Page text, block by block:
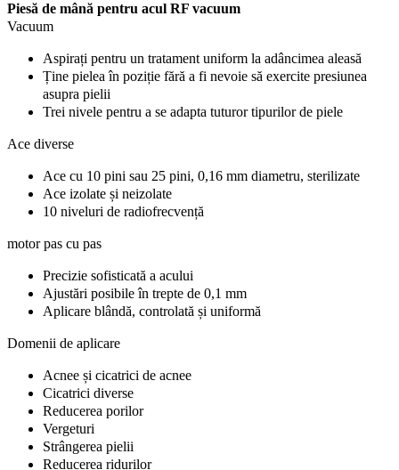
Piesă de mână pentru acul RF vacuum
Vacuum
Aspirați pentru un tratament uniform la adâncimea aleasă
Ține pielea în poziție fără a fi nevoie să exercite presiunea
asupra pielii
Trei nivele pentru a se adapta tuturor tipurilor de piele
Ace diverse
Ace cu 10 pini sau 25 pini, 0,16 mm diametru, sterilizate
Ace izolate și neizolate
10 niveluri de radiofrecvență
motor pas cu pas
Precizie sofisticată a acului
Ajustări posibile în trepte de 0,1 mm
Aplicare blândă, controlată și uniformă
Domenii de aplicare
Acnee și cicatrici de acnee
Cicatrici diverse
Reducerea porilor
Vergeturi
Strângerea pielii
Reducerea ridurilor